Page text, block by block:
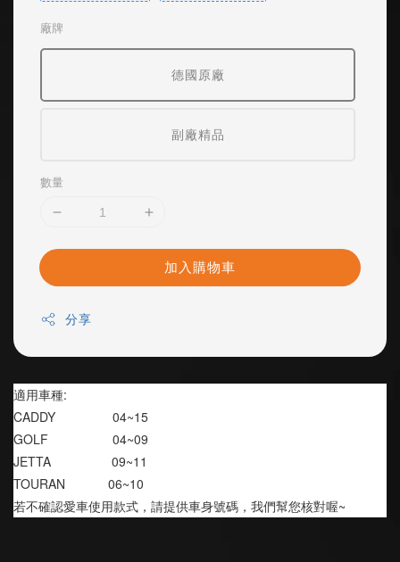
廠牌
德國原廠
副廠精品
數量
加入購物車
分享
適用車種:
CADDY                04~15
GOLF                  04~09
JETTA                 09~11
TOURAN            06~10
若不確認愛車使用款式，請提供車身號碼，我們幫您核對喔~